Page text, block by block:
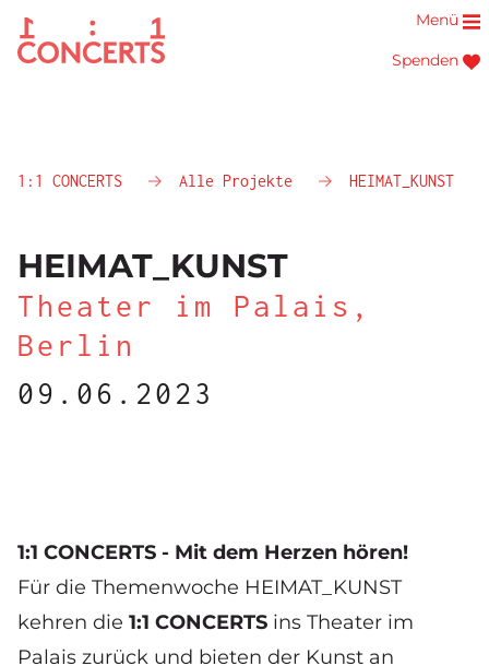
Spenden
Menü
1:1 CONCERTS Alle Projekte HEIMAT_KUNST
HEIMAT_KUNST
Theater im Palais,
Berlin
09.06.2023
1:1 CONCERTS - Mit dem Herzen hören!
Für die Themenwoche HEIMAT_KUNST
kehren die 1:1 CONCERTS ins Theater im
Palais zurück und bieten der Kunst an